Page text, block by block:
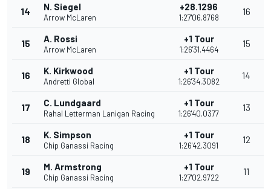
14 N. Siegel
Arrow McLaren
+28.1296
1:27'06.8768
16
15 A. Rossi
Arrow McLaren
+1 Tour
1:26'31.4464
15
16 K. Kirkwood
Andretti Global
+1 Tour
1:26'34.3082
14
17 C. Lundgaard
Rahal Letterman Lanigan Racing
+1 Tour
1:26'40.0377
13
18 K. Simpson
Chip Ganassi Racing
+1 Tour
1:26'42.3091
12
19 M. Armstrong
Chip Ganassi Racing
+1 Tour
1:27'02.9722
11